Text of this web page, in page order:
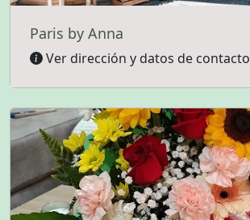
Paris by Anna
Ver dirección y datos de contacto